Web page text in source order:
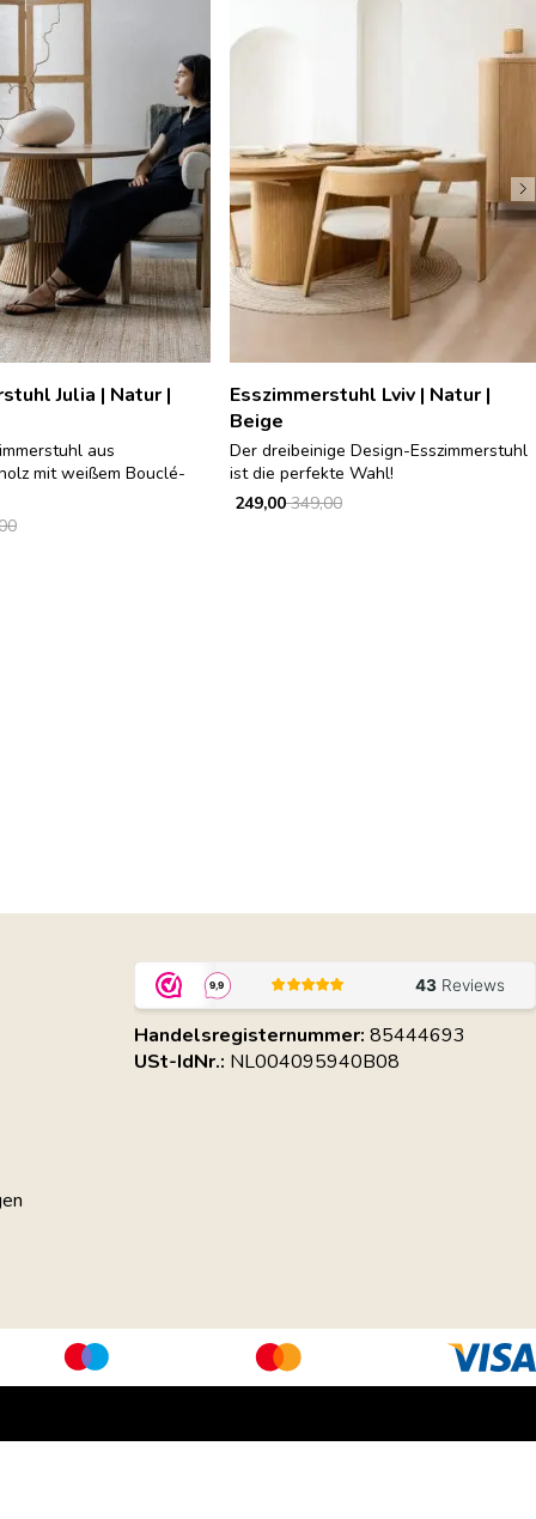
Julia | Natur |
aus
mit weißem Bouclé-
Esszimmerstuhl Lviv | Natur |
Beige
Der dreibeinige Design-Esszimmerstuhl
ist die perfekte Wahl!
349,00
249,00
Handelsregisternummer: 85444693
USt-IdNr.: NL004095940B08